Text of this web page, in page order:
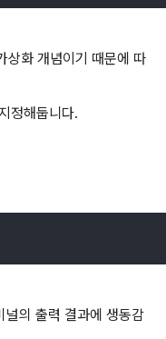
화 개념이기 때문에 따
정해둡니다.
의 출력 결과에 생동감